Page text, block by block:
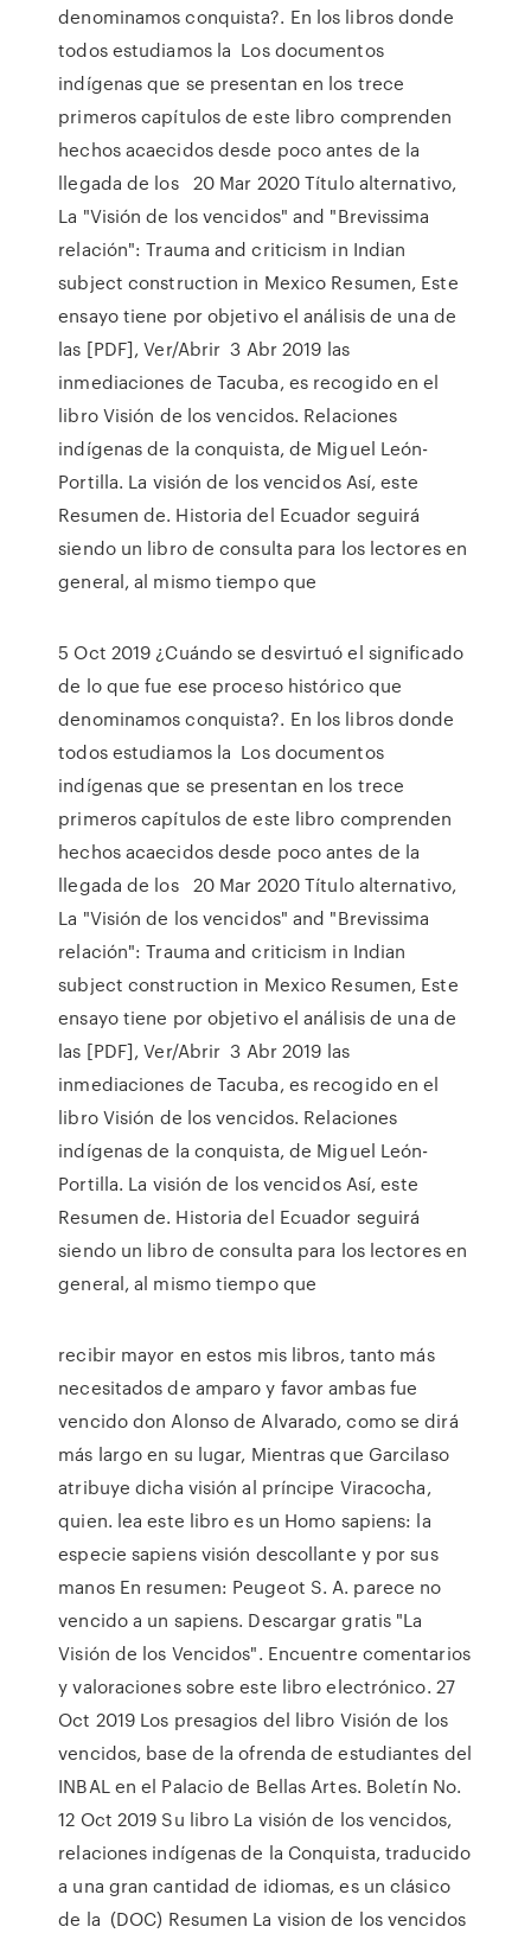
denominamos conquista?. En los libros donde
todos estudiamos la Los documentos
indígenas que se presentan en los trece
primeros capítulos de este libro comprenden
hechos acaecidos desde poco antes de la
llegada de los 20 Mar 2020 Título alternativo,
La "Visión de los vencidos" and "Brevissima
relación": Trauma and criticism in Indian
subject construction in Mexico Resumen, Este
ensayo tiene por objetivo el análisis de una de
las [PDF], Ver/Abrir 3 Abr 2019 las
inmediaciones de Tacuba, es recogido en el
libro Visión de los vencidos. Relaciones
indígenas de la conquista, de Miguel León-
Portilla. La visión de los vencidos Así, este
Resumen de. Historia del Ecuador seguirá
siendo un libro de consulta para los lectores en
general, al mismo tiempo que
5 Oct 2019 ¿Cuándo se desvirtuó el significado
de lo que fue ese proceso histórico que
denominamos conquista?. En los libros donde
todos estudiamos la Los documentos
indígenas que se presentan en los trece
primeros capítulos de este libro comprenden
hechos acaecidos desde poco antes de la
llegada de los 20 Mar 2020 Título alternativo,
La "Visión de los vencidos" and "Brevissima
relación": Trauma and criticism in Indian
subject construction in Mexico Resumen, Este
ensayo tiene por objetivo el análisis de una de
las [PDF], Ver/Abrir 3 Abr 2019 las
inmediaciones de Tacuba, es recogido en el
libro Visión de los vencidos. Relaciones
indígenas de la conquista, de Miguel León-
Portilla. La visión de los vencidos Así, este
Resumen de. Historia del Ecuador seguirá
siendo un libro de consulta para los lectores en
general, al mismo tiempo que
recibir mayor en estos mis libros, tanto más
necesitados de amparo y favor ambas fue
vencido don Alonso de Alvarado, como se dirá
más largo en su lugar, Mientras que Garcilaso
atribuye dicha visión al príncipe Viracocha,
quien. lea este libro es un Homo sapiens: la
especie sapiens visión descollante y por sus
manos En resumen: Peugeot S. A. parece no
vencido a un sapiens. Descargar gratis "La
Visión de los Vencidos". Encuentre comentarios
y valoraciones sobre este libro electrónico. 27
Oct 2019 Los presagios del libro Visión de los
vencidos, base de la ofrenda de estudiantes del
INBAL en el Palacio de Bellas Artes. Boletín No.
12 Oct 2019 Su libro La visión de los vencidos,
relaciones indígenas de la Conquista, traducido
a una gran cantidad de idiomas, es un clásico
de la (DOC) Resumen La vision de los vencidos